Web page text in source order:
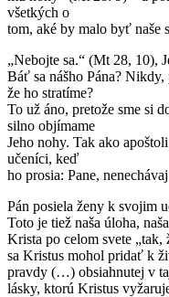
všetkých o
tom, aké by malo byť naše
„Nebojte sa.“ (Mt 28, 10),
Báť sa nášho Pána?
že ho stratíme?
To už áno, pretože sme si
silno objímame
Jeho nohy. Tak ako
učeníci, keď
ho prosia: Pane,
Pán posiela ženy k svojim
Toto je tiež naša úloha,
Krista po celom svete
sa Kristus mohol pridať k
pravdy (…) obsiahnutej v
lásky, ktorú Kristus